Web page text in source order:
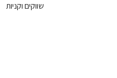
שווקים וקניות